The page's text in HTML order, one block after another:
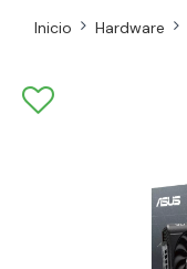
Inicio Hardware